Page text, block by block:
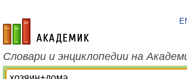
academic.ru
Словари и энциклопедии на